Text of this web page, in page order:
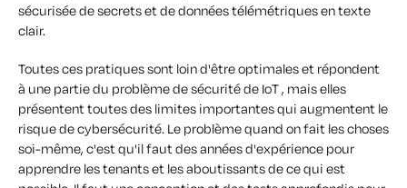
sécurisée de secrets et de données télémétriques en texte
clair.
Toutes ces pratiques sont loin d'être optimales et répondent
à une partie du problème de sécurité de IoT , mais elles
présentent toutes des limites importantes qui augmentent le
risque de cybersécurité. Le problème quand on fait les choses
soi-même, c'est qu'il faut des années d'expérience pour
apprendre les tenants et les aboutissants de ce qui est